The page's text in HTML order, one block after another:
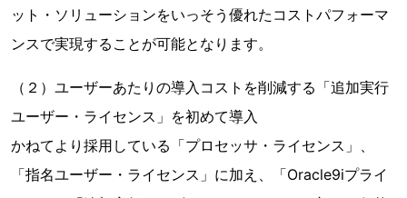
ット・ソリューションをいっそう優れたコストパフォーマ
ンスで実現することが可能となります。
（２）ユーザーあたりの導入コストを削減する「追加実行
ユーザー・ライセンス」を初めて導入
かねてより採用している「プロセッサ・ライセンス」、
「指名ユーザー・ライセンス」に加え、「Oracle9iプライ